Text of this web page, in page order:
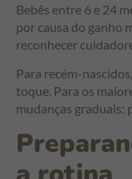
Bebês entre 6 e 24
por causa do ganho
reconhecer
Para recém-
toque. Para os
mudanças graduais: